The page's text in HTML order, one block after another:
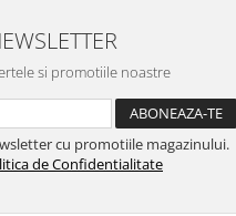
si promotiile noastre
cu promotiile magazinului.
de Confidentialitate